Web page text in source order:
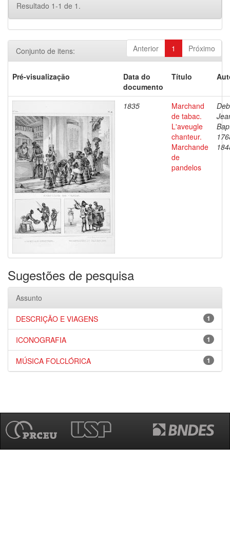
Resultado 1-1 de 1.
Anterior 1 Próximo
Conjunto de itens:
Pré-visualização
Data do
documento
Título
1835
Marchand
de tabac.
L'aveugle
chanteur.
Marchande
de
pandelos
Sugestões de pesquisa
Assunto
1
DESCRIÇÃO E VIAGENS
1
ICONOGRAFIA
1
MÚSICA FOLCLÓRICA